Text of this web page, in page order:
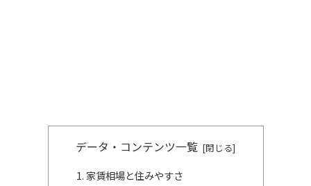
データ・コンテンツ一覧
家賃相場と住みやすさ